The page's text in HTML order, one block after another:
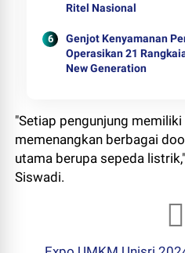
Ritel Nasional
Genjot Kenyamanan
Operasikan 21
New Generation
"Setiap pengunjung
memenangkan berbagai
utama berupa sepeda
Siswadi.